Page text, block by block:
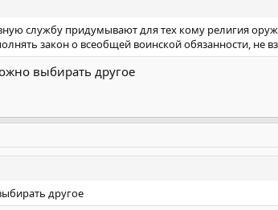
службу придумывают для тех кому религия
закон о всеобщей воинской обязанности, не
выбирать другое
другое